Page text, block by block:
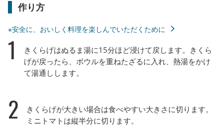
作り方
※安全に、おいしく料理を楽しんでいただくために
1
きくらげはぬるま湯に15分ほど浸けて戻します。きくら
げが戻ったら、ボウルを重ねたざるに入れ、熱湯をかけ
て湯通しします。
2
きくらげが大きい場合は食べやすい大きさに切ります。
ミニトマトは縦半分に切ります。